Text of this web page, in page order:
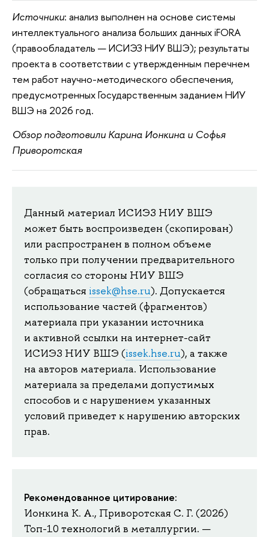
Источники: анализ выполнен на основе системы
интеллектуального анализа больших данных iFORA
(правообладатель — ИСИЭЗ НИУ ВШЭ); результаты
проекта в соответствии с утвержденным перечнем
тем работ научно-методического обеспечения,
предусмотренных Государственным заданием НИУ
ВШЭ на 2026 год.
Обзор подготовили Карина Ионкина и Софья
Приворотская
Данный материал ИСИЭЗ НИУ ВШЭ
может быть воспроизведен (скопирован)
или распространен в полном объеме
только при получении предварительного
согласия со стороны НИУ ВШЭ
(обращаться issek@hse.ru). Допускается
использование частей (фрагментов)
материала при указании источника
и активной ссылки на интернет-сайт
ИСИЭЗ НИУ ВШЭ (issek.hse.ru), а также
на авторов материала. Использование
материала за пределами допустимых
способов и с нарушением указанных
условий приведет к нарушению авторских
прав.
Рекомендованное цитирование:
Ионкина К. А., Приворотская С. Г. (2026)
Топ-10 технологий в металлургии. —